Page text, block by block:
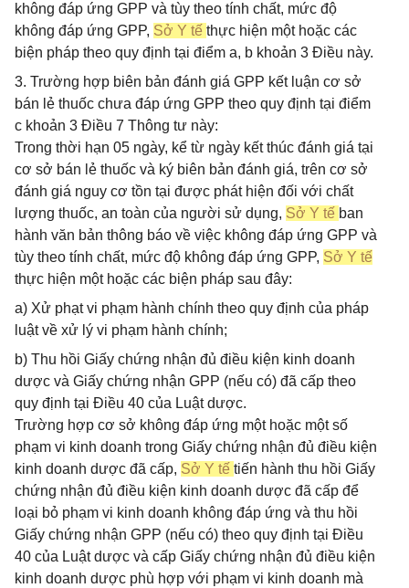
không đáp ứng GPP và tùy theo tính chất, mức độ
không đáp ứng GPP, Sở Y tế thực hiện một hoặc các
biện pháp theo quy định tại điểm a, b khoản 3 Điều này.
3. Trường hợp biên bản đánh giá GPP kết luận cơ sở
bán lẻ thuốc chưa đáp ứng GPP theo quy định tại điểm
c khoản 3 Điều 7 Thông tư này:
Trong thời hạn 05 ngày, kể từ ngày kết thúc đánh giá tại
cơ sở bán lẻ thuốc và ký biên bản đánh giá, trên cơ sở
đánh giá nguy cơ tồn tại được phát hiện đối với chất
lượng thuốc, an toàn của người sử dụng, Sở Y tế ban
hành văn bản thông báo về việc không đáp ứng GPP và
tùy theo tính chất, mức độ không đáp ứng GPP, Sở Y tế
thực hiện một hoặc các biện pháp sau đây:
a) Xử phạt vi phạm hành chính theo quy định của pháp
luật về xử lý vi phạm hành chính;
b) Thu hồi Giấy chứng nhận đủ điều kiện kinh doanh
dược và Giấy chứng nhận GPP (nếu có) đã cấp theo
quy định tại Điều 40 của Luật dược.
Trường hợp cơ sở không đáp ứng một hoặc một số
phạm vi kinh doanh trong Giấy chứng nhận đủ điều kiện
kinh doanh dược đã cấp, Sở Y tế tiến hành thu hồi Giấy
chứng nhận đủ điều kiện kinh doanh dược đã cấp để
loại bỏ phạm vi kinh doanh không đáp ứng và thu hồi
Giấy chứng nhận GPP (nếu có) theo quy định tại Điều
40 của Luật dược và cấp Giấy chứng nhận đủ điều kiện
kinh doanh dược phù hợp với phạm vi kinh doanh mà